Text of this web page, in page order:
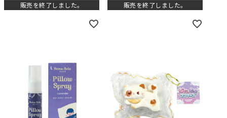
販売を終了しました。
販売を終了しました。